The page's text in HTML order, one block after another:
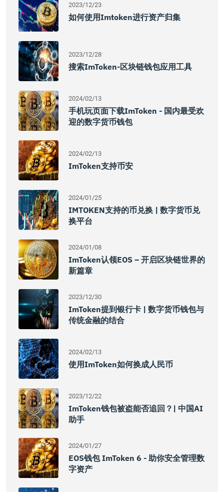
2023/12/23
如何使用imtoken进行资产归集
2023/12/28
搜索imToken-区块链钱包应用工具
2024/02/13
手机玩页面下载imToken - 国内最受欢
迎的数字货币钱包
2024/02/13
ImToken支持币安
2024/01/25
IMTOKEN支持的币兑换 | 数字货币兑
换平台
2024/01/08
ImToken认领EOS – 开启区块链世界的
新篇章
2023/12/30
ImToken提到银行卡 | 数字货币钱包与
传统金融的结合
2024/02/13
使用imToken如何换成人民币
2023/12/22
ImToken钱包被盗能否追回？| 中国AI
助手
2024/01/27
EOS钱包 ImToken 6 - 助你安全管理数
字资产